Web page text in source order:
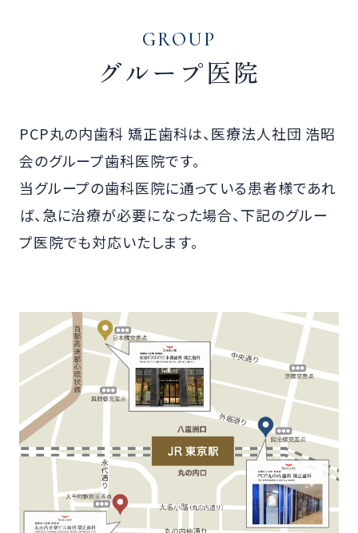
GROUP
グループ医院
PCP丸の内歯科 矯正歯科は、医療法人社団 浩昭
会のグループ歯科医院です。
当グループの歯科医院に通っている患者様であれ
ば、急に治療が必要になった場合、下記のグルー
プ医院でも対応いたします。